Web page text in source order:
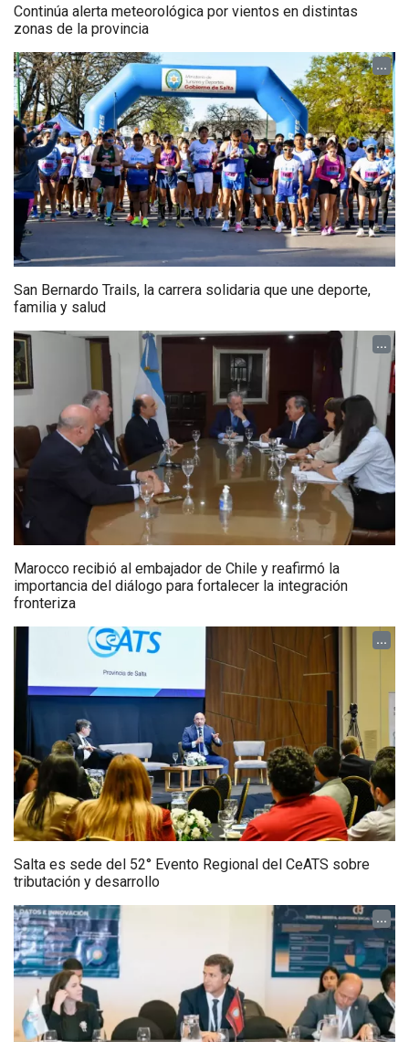
Continúa alerta meteorológica por vientos en distintas
zonas de la provincia
...
San Bernardo Trails, la carrera solidaria que une deporte,
familia y salud
...
Marocco recibió al embajador de Chile y reafirmó la
importancia del diálogo para fortalecer la integración
fronteriza
...
Salta es sede del 52° Evento Regional del CeATS sobre
tributación y desarrollo
...